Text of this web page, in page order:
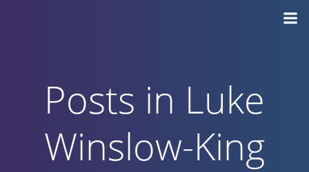
Posts in Luke
Winslow-King